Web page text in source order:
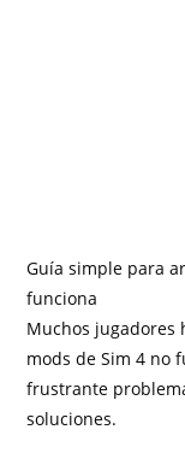
Guía simple para
funciona
Muchos jugadores
mods de Sim 4 no
frustrante
soluciones.